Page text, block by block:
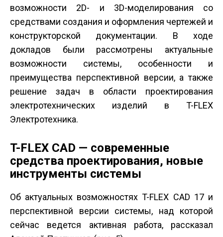
возможности 2D- и 3D-моделирования со
средствами создания и оформления чертежей и
конструкторской документации. В ходе
докладов были рассмотрены актуальные
возможности системы, особенности и
преимущества перспективной версии, а также
решение задач в области проектирования
электротехнических изделий в T-FLEX
Электротехника.
T-FLEX CAD — современные
средства проектирования, новые
инструменты системы
Об актуальных возможностях T-FLEX CAD 17 и
перспективной версии системы, над которой
сейчас ведется активная работа, рассказал